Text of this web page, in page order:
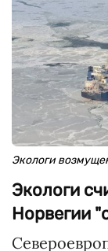
Экологи
Экологи
Норвегии